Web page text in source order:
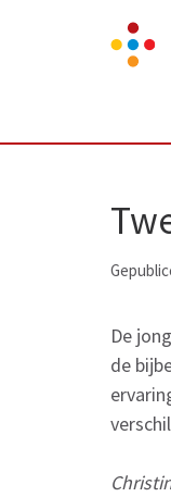
De
de